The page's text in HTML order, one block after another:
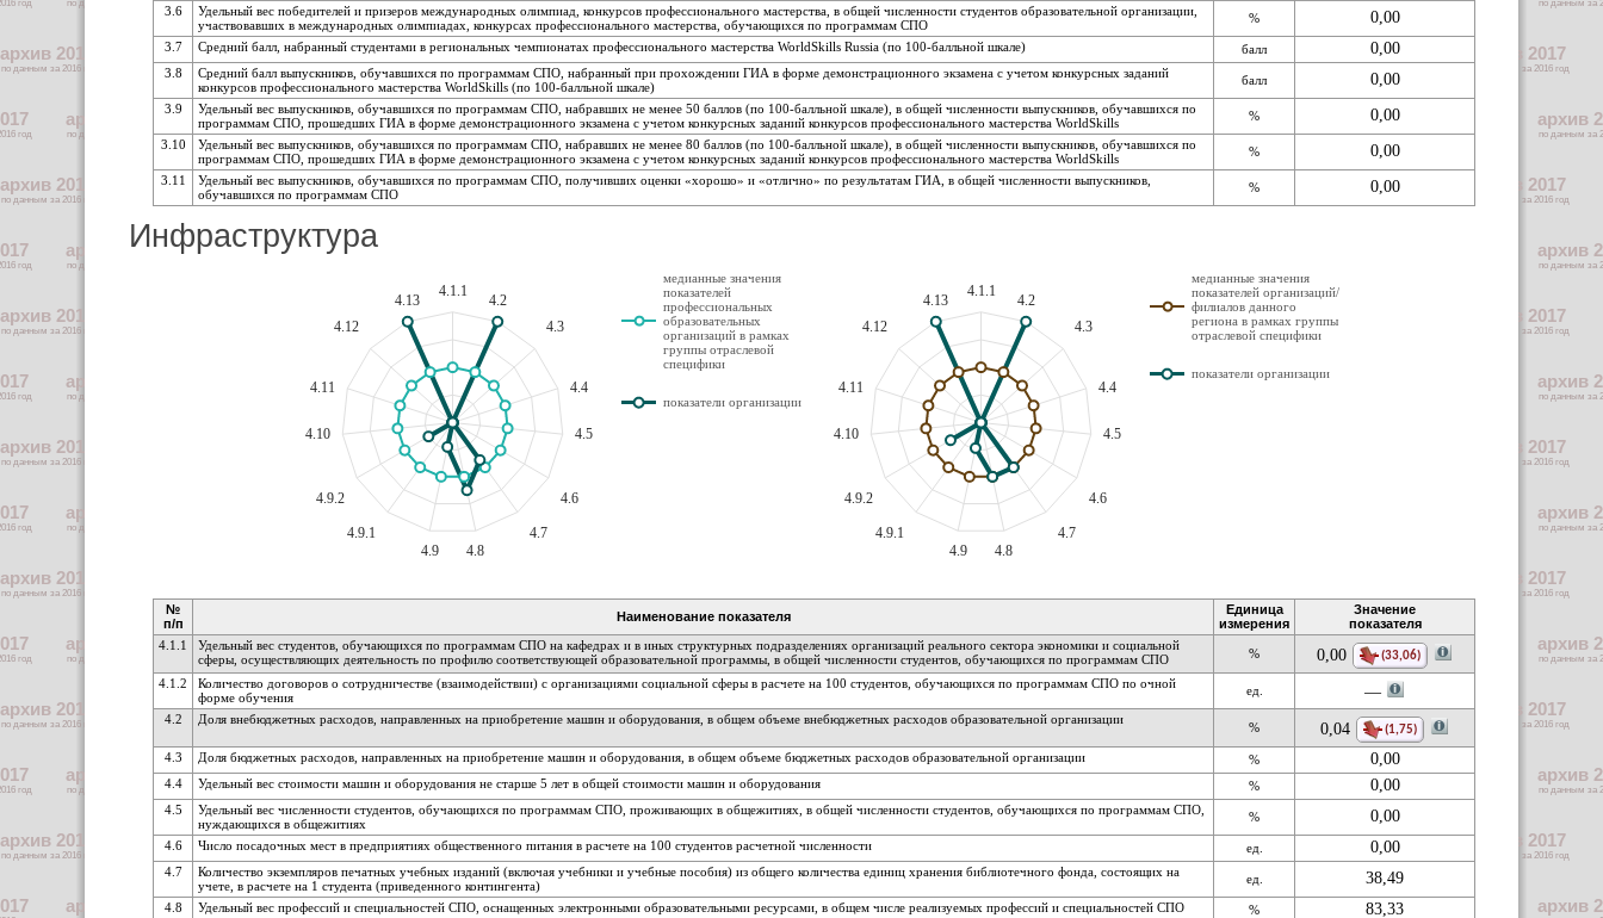
3.6
Удельный вес победителей и призеров международных олимпиад, конкурсов профессионального мастерства, в общей численности студентов образовательной организации,
участвовавших в международных олимпиадах, конкурсах профессионального мастерства, обучающихся по программам СПО
% 0,00
3.7 Средний балл, набранный студентами в региональных чемпионатах профессионального мастерства WorldSkills Russia (по 100-балльной шкале) балл 0,00
3.8
Средний балл выпускников, обучавшихся по программам СПО, набранный при прохождении ГИА в форме демонстрационного экзамена с учетом конкурсных заданий
конкурсов профессионального мастерства WorldSkills (по 100-балльной шкале)
балл 0,00
3.9
Удельный вес выпускников, обучавшихся по программам СПО, набравших не менее 50 баллов (по 100-балльной шкале), в общей численности выпускников, обучавшихся по
программам СПО, прошедших ГИА в форме демонстрационного экзамена с учетом конкурсных заданий конкурсов профессионального мастерства WorldSkills
% 0,00
3.10
Удельный вес выпускников, обучавшихся по программам СПО, набравших не менее 80 баллов (по 100-балльной шкале), в общей численности выпускников, обучавшихся по
программам СПО, прошедших ГИА в форме демонстрационного экзамена с учетом конкурсных заданий конкурсов профессионального мастерства WorldSkills
% 0,00
3.11
Удельный вес выпускников, обучавшихся по программам СПО, получивших оценки «хорошо» и «отлично» по результатам ГИА, в общей численности выпускников,
обучавшихся по программам СПО
% 0,00
Инфраструктура
4.1.1
4.2
4.3
4.4
4.5
4.6
4.7
4.8
4.9
4.9.1
4.9.2
4.10
4.11
4.12
4.13
медианные значения
показателей
профессиональных
образовательных
организаций в рамках
группы отраслевой
специфики
показатели организации
4.1.1
4.2
4.3
4.4
4.5
4.6
4.7
4.8
4.9
4.9.1
4.9.2
4.10
4.11
4.12
4.13
медианные значения
показателей организаций/
филиалов данного
региона в рамках группы
отраслевой специфики
показатели организации
№
п/п
Наименование показателя
Единица
измерения
Значение
показателя
4.1.1
Удельный вес студентов, обучающихся по программам СПО на кафедрах и в иных структурных подразделениях организаций реального сектора экономики и социальной
сферы, осуществляющих деятельность по профилю соответствующей образовательной программы, в общей численности студентов, обучающихся по программам СПО
% 0,00 (33,06)
4.1.2
Количество договоров о сотрудничестве (взаимодействии) с организациями социальной сферы в расчете на 100 студентов, обучающихся по программам СПО по очной
форме обучения
ед. —
4.2 Доля внебюджетных расходов, направленных на приобретение машин и оборудования, в общем объеме внебюджетных расходов образовательной организации
% 0,04 (1,75)
4.3 Доля бюджетных расходов, направленных на приобретение машин и оборудования, в общем объеме бюджетных расходов образовательной организации % 0,00
4.4 Удельный вес стоимости машин и оборудования не старше 5 лет в общей стоимости машин и оборудования % 0,00
4.5
Удельный вес численности студентов, обучающихся по программам СПО, проживающих в общежитиях, в общей численности студентов, обучающихся по программам СПО,
нуждающихся в общежитиях
% 0,00
4.6 Число посадочных мест в предприятиях общественного питания в расчете на 100 студентов расчетной численности ед. 0,00
4.7
Количество экземпляров печатных учебных изданий (включая учебники и учебные пособия) из общего количества единиц хранения библиотечного фонда, состоящих на
учете, в расчете на 1 студента (приведенного контингента)
ед. 38,49
4.8 Удельный вес профессий и специальностей СПО, оснащенных электронными образовательными ресурсами, в общем числе реализуемых профессий и специальностей СПО % 83,33